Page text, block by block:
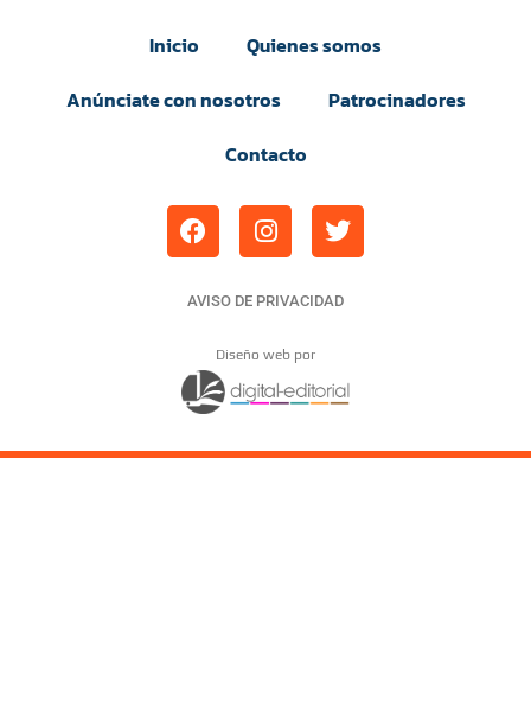
Inicio
Quienes somos
Anúnciate con nosotros
Patrocinadores
Contacto
AVISO DE PRIVACIDAD
Diseño web por